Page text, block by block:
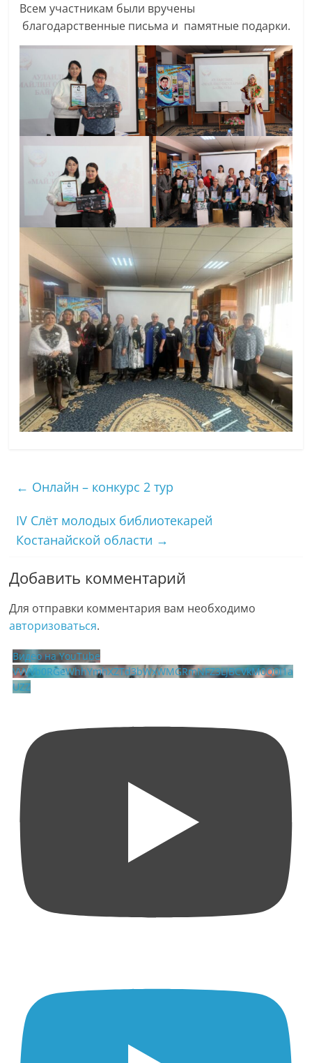
Всем участникам были вручены
благодарственные письма и памятные подарки.
← Онлайн – конкурс 2 тур
IV Слёт молодых библиотекарей
Костанайской области →
Добавить комментарий
Для отправки комментария вам необходимо
авторизоваться.
Видео на YouTube
VVVVb0RGeWhhYmhXZTd3bWxWMGRmNFZ3LjBCVkM0Q0I1a
UZZ